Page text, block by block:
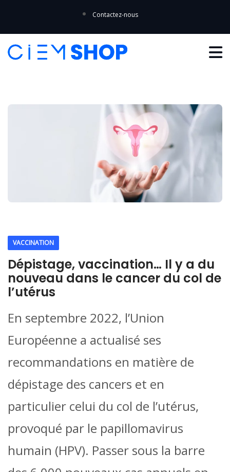
Contactez-nous
VACCINATION
Dépistage, vaccination… Il y a du
nouveau dans le cancer du col de
l’utérus
En septembre 2022, l’Union
Européenne a actualisé ses
recommandations en matière de
dépistage des cancers et en
particulier celui du col de l’utérus,
provoqué par le papillomavirus
humain (HPV). Passer sous la barre